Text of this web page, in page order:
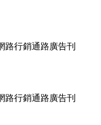
優惠中....
路行銷通路廣告刊
優惠中....
路行銷通路廣告刊
優惠中....